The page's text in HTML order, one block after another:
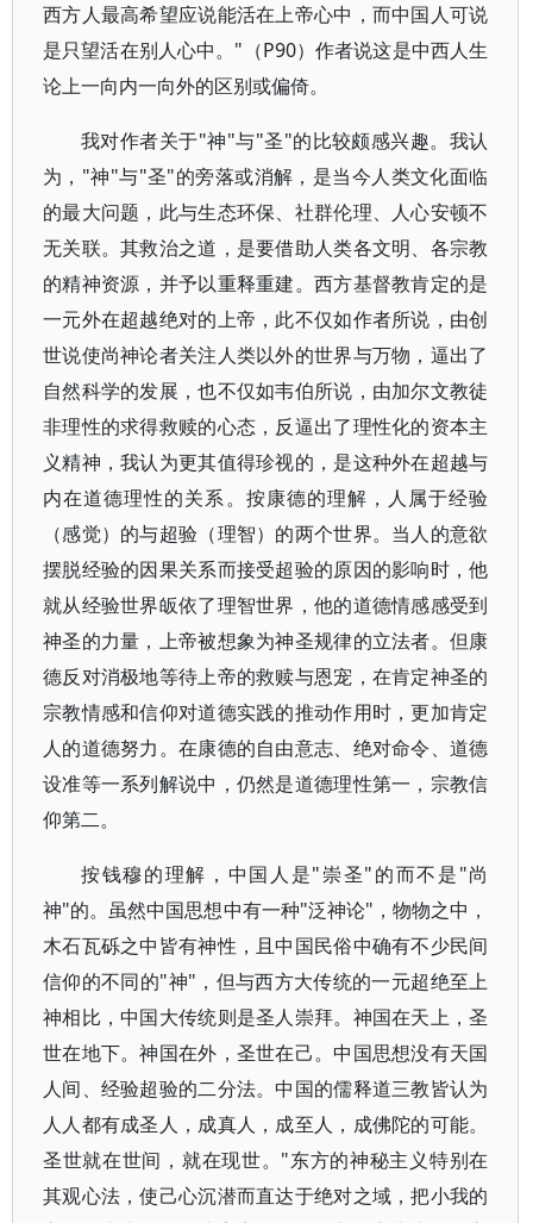
西方人最高希望应说能活在上帝心中，而中国人可说
是只望活在别人心中。"（P90）作者说这是中西人生
论上一向内一向外的区别或偏倚。
我对作者关于"神"与"圣"的比较颇感兴趣。我认
为，"神"与"圣"的旁落或消解，是当今人类文化面临
的最大问题，此与生态环保、社群伦理、人心安顿不
无关联。其救治之道，是要借助人类各文明、各宗教
的精神资源，并予以重释重建。西方基督教肯定的是
一元外在超越绝对的上帝，此不仅如作者所说，由创
世说使尚神论者关注人类以外的世界与万物，逼出了
自然科学的发展，也不仅如韦伯所说，由加尔文教徒
非理性的求得救赎的心态，反逼出了理性化的资本主
义精神，我认为更其值得珍视的，是这种外在超越与
内在道德理性的关系。按康德的理解，人属于经验
（感觉）的与超验（理智）的两个世界。当人的意欲
摆脱经验的因果关系而接受超验的原因的影响时，他
就从经验世界皈依了理智世界，他的道德情感感受到
神圣的力量，上帝被想象为神圣规律的立法者。但康
德反对消极地等待上帝的救赎与恩宠，在肯定神圣的
宗教情感和信仰对道德实践的推动作用时，更加肯定
人的道德努力。在康德的自由意志、绝对命令、道德
设准等一系列解说中，仍然是道德理性第一，宗教信
仰第二。
按钱穆的理解，中国人是"崇圣"的而不是"尚
神"的。虽然中国思想中有一种"泛神论"，物物之中，
木石瓦砾之中皆有神性，且中国民俗中确有不少民间
信仰的不同的"神"，但与西方大传统的一元超绝至上
神相比，中国大传统则是圣人崇拜。神国在天上，圣
世在地下。神国在外，圣世在己。中国思想没有天国
人间、经验超验的二分法。中国的儒释道三教皆认为
人人都有成圣人，成真人，成至人，成佛陀的可能。
圣世就在世间，就在现世。"东方的神秘主义特别在
其观心法，使己心沉潜而直达于绝对之域，把小我的